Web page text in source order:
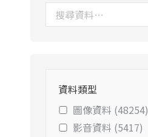
資料類型
圖像資料 (48254)
影音資料 (5417)